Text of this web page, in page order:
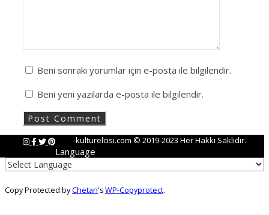
Beni sonraki yorumlar için e-posta ile bilgilendir.
Beni yeni yazılarda e-posta ile bilgilendir.
kulturelcisi.com © 2019-2023 Her Hakkı Saklıdır.
Language
Copy Protected byChetan'sWP-Copyprotect.